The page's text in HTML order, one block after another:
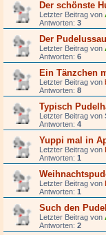
Der schönste
Letzter Beitrag von
Antworten: 3
Der
Letzter Beitrag von
Antworten: 6
Ein Tänzchen
Letzter Beitrag von
Antworten: 8
Typisch
Letzter Beitrag von
Antworten: 4
Yuppi mal in
Letzter Beitrag von
Antworten: 1
Letzter Beitrag von
Antworten: 1
Such den
Letzter Beitrag von
Antworten: 2